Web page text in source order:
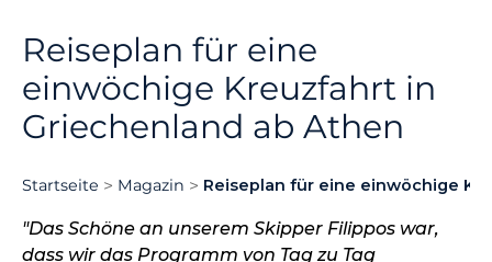
Reiseplan für eine
einwöchige Kreuzfahrt in
Griechenland ab Athen
Startseite Magazin Reiseplan für eine einwöchige
"Das Schöne an unserem Skipper Filippos war,
dass wir das Programm von Tag zu Tag